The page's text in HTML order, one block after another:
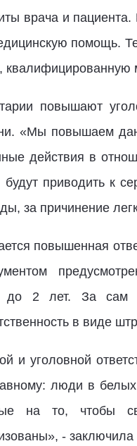
врача и пациента.
помощь.
повышают
«Мы повышаем
действия в
приводить к
за причинение
повышенная
до 2 лет. За сам
в виде
и уголовной
люди в
на то, чтобы
-